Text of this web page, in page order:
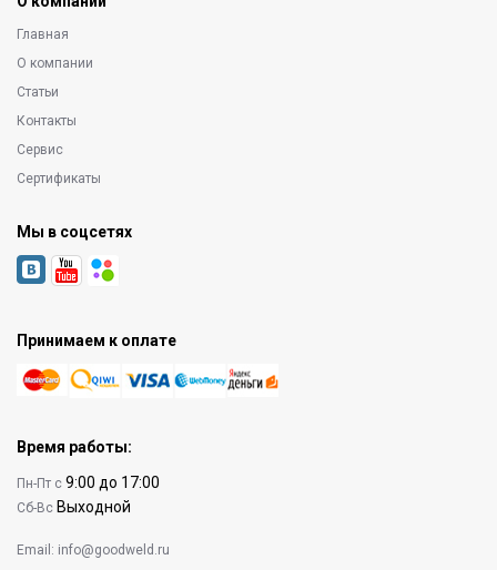
Главная
О компании
Статьи
Контакты
Сервис
Сертификаты
Мы в соцсетях
Принимаем к оплате
Время работы:
Пн-Пт с 9:00 до 17:00
Сб-Вс Выходной
Email: info@goodweld.ru